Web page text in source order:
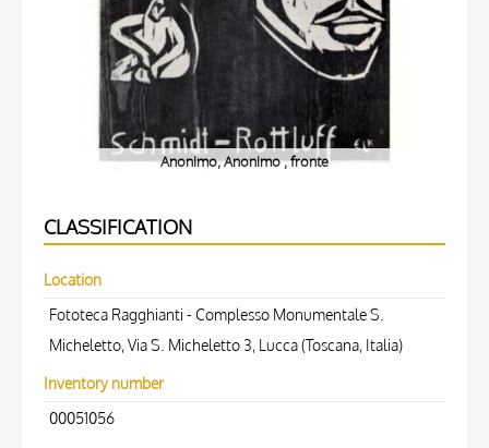
Anonimo, Anonimo , fronte
CLASSIFICATION
Location
Fototeca Ragghianti - Complesso Monumentale S.
Micheletto, Via S. Micheletto 3, Lucca (Toscana, Italia)
Inventory number
00051056